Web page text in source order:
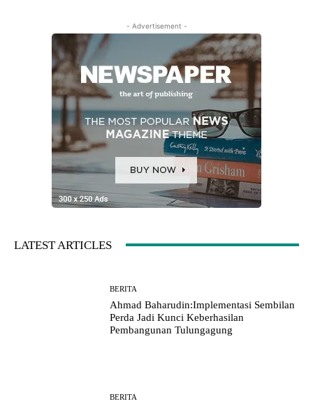
- Advertisement -
LATEST ARTICLES
BERITA
Ahmad Baharudin:Implementasi Sembilan
Perda Jadi Kunci Keberhasilan
Pembangunan Tulungagung
BERITA